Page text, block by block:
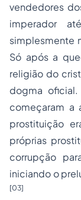
vendedores
imperador
simplesmente
Só após a
religião do
dogma
começaram a
prostituição
próprias
corrupção
iniciando o
[03]